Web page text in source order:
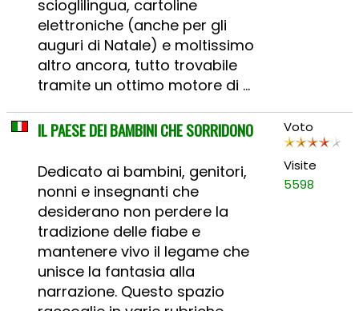
scioglilingua, cartoline
elettroniche (anche per gli
auguri di Natale) e moltissimo
altro ancora, tutto trovabile
tramite un ottimo motore di ...
IL PAESE DEI BAMBINI CHE SORRIDONO
Dedicato ai bambini, genitori,
nonni e insegnanti che
desiderano non perdere la
tradizione delle fiabe e
mantenere vivo il legame che
unisce la fantasia alla
narrazione. Questo spazio
Voto
Visite
5598